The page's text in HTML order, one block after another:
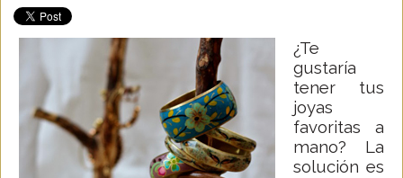
¿Te
gustaría
tener tus
joyas
favoritas a
mano? La
solución es